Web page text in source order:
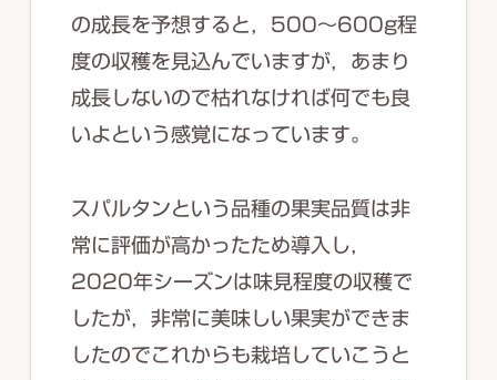
の成長を予想すると，500～600g程
度の収穫を見込んでいますが，あまり
成長しないので枯れなければ何でも良
いよという感覚になっています。
スパルタンという品種の果実品質は非
常に評価が高かったため導入し，
2020年シーズンは味見程度の収穫で
したが，非常に美味しい果実ができま
したのでこれからも栽培していこうと